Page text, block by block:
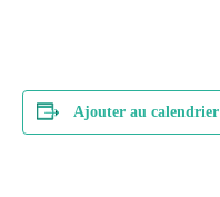
Ajouter au calendrier